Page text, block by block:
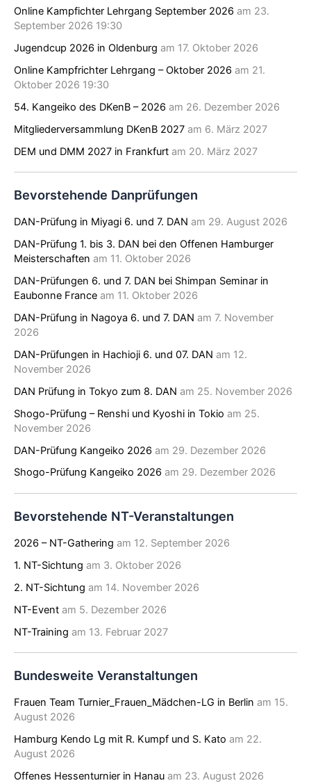
Online Kampfichter Lehrgang September 2026 am 23.
September 2026 19:30
Jugendcup 2026 in Oldenburg am 17. Oktober 2026
Online Kampfrichter Lehrgang – Oktober 2026 am 21.
Oktober 2026 19:30
54. Kangeiko des DKenB – 2026 am 26. Dezember 2026
Mitgliederversammlung DKenB 2027 am 6. März 2027
DEM und DMM 2027 in Frankfurt am 20. März 2027
Bevorstehende Danprüfungen
DAN-Prüfung in Miyagi 6. und 7. DAN am 29. August 2026
DAN-Prüfung 1. bis 3. DAN bei den Offenen Hamburger
Meisterschaften am 11. Oktober 2026
DAN-Prüfungen 6. und 7. DAN bei Shimpan Seminar in
Eaubonne France am 11. Oktober 2026
DAN-Prüfung in Nagoya 6. und 7. DAN am 7. November
2026
DAN-Prüfungen in Hachioji 6. und 07. DAN am 12.
November 2026
DAN Prüfung in Tokyo zum 8. DAN am 25. November 2026
Shogo-Prüfung – Renshi und Kyoshi in Tokio am 25.
November 2026
DAN-Prüfung Kangeiko 2026 am 29. Dezember 2026
Shogo-Prüfung Kangeiko 2026 am 29. Dezember 2026
Bevorstehende NT-Veranstaltungen
2026 – NT-Gathering am 12. September 2026
1. NT-Sichtung am 3. Oktober 2026
2. NT-Sichtung am 14. November 2026
NT-Event am 5. Dezember 2026
NT-Training am 13. Februar 2027
Bundesweite Veranstaltungen
Frauen Team Turnier_Frauen_Mädchen-LG in Berlin am 15.
August 2026
Hamburg Kendo Lg mit R. Kumpf und S. Kato am 22.
August 2026
Offenes Hessenturnier in Hanau am 23. August 2026